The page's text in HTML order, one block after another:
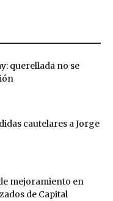
querellada no se
cautelares a Jorge
mejoramiento en
de Capital